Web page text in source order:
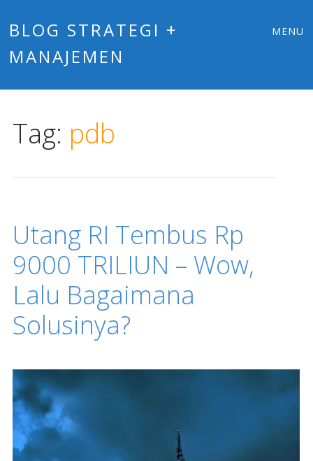
BLOG STRATEGI +
MANAJEMEN
MENU
Tag: pdb
Utang RI Tembus Rp
9000 TRILIUN – Wow,
Lalu Bagaimana
Solusinya?